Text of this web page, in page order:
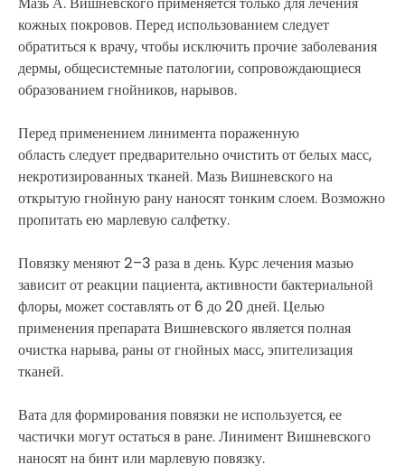
кожных покровов. Перед использованием следует
обратиться к врачу, чтобы исключить прочие заболевания
дермы, общесистемные патологии, сопровождающиеся
образованием гнойников, нарывов.
Перед применением линимента пораженную
область следует предварительно очистить от белых масс,
некротизированных тканей. Мазь Вишневского на
открытую гнойную рану наносят тонким слоем. Возможно
пропитать ею марлевую салфетку.
Повязку меняют 2–3 раза в день. Курс лечения мазью
зависит от реакции пациента, активности бактериальной
флоры, может составлять от 6 до 20 дней. Целью
применения препарата Вишневского является полная
очистка нарыва, раны от гнойных масс, эпителизация
тканей.
Вата для формирования повязки не используется, ее
частички могут остаться в ране. Линимент Вишневского
наносят на бинт или марлевую повязку.